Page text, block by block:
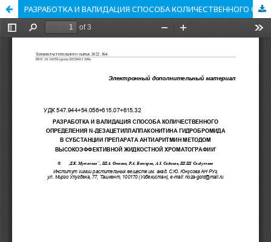
РАЗРАБОТКА И ВАЛИДАЦИЯ СПОСОБА КОЛИЧЕСТВЕННОГО ОПРЕДЕЛЕНИЯ N-ДЕЗАЦЕТИЛЛАППАКОНИТИНА ГИДРОБРОМИДА В СУБСТАНЦИИ ПРЕПАРАТА АНТИАРИТМИН МЕТОДОМ ВЫСОКОЭФФЕКТИВНОЙ ЖИДКОСТНОЙ ХРОМАТОГРАФИИ